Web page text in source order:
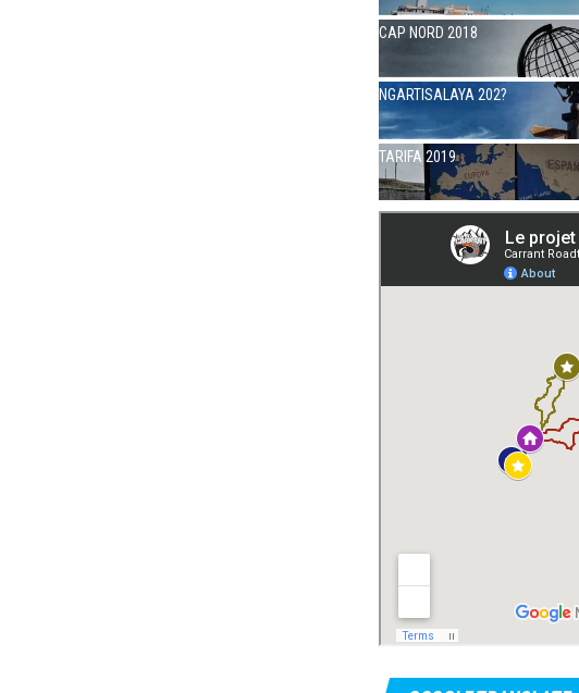
CAP NORD 2018
NGARTISALAYA 202?
TARIFA 2019